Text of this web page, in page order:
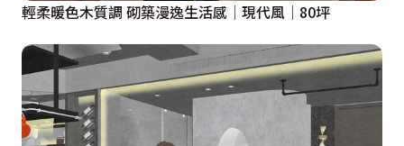
輕柔暖色木質調 砌築漫逸生活感│現代風│80坪